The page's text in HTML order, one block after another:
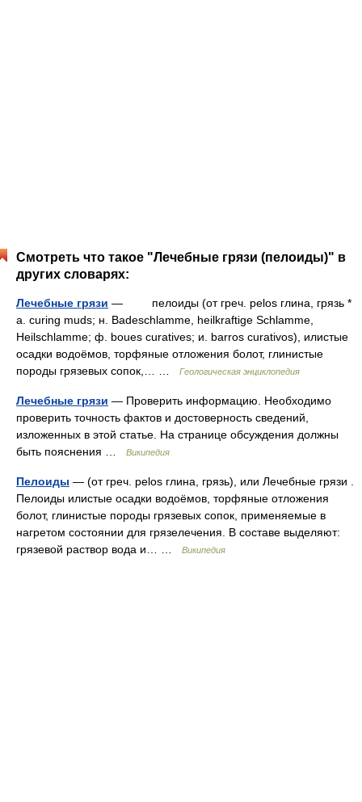
Смотреть что такое "Лечебные грязи (пелоиды)" в
других словарях:
Лечебные грязи — пелоиды (от греч. pelos глина, грязь *
a. curing muds; н. Badeschlamme, heilkraftige Schlamme,
Heilschlamme; ф. boues curatives; и. barros curativos), илистые
осадки водоёмов, торфяные отложения болот, глинистые
породы грязевых сопок,… …
Геологическая энциклопедия
Лечебные грязи — Проверить информацию. Необходимо
проверить точность фактов и достоверность сведений,
изложенных в этой статье. На странице обсуждения должны
быть пояснения …
Википедия
Пелоиды — (от греч. pelos глина, грязь), или Лечебные грязи .
Пелоиды илистые осадки водоёмов, торфяные отложения
болот, глинистые породы грязевых сопок, применяемые в
нагретом состоянии для грязелечения. B составе выделяют:
грязевой раствор вода и… …
Википедия